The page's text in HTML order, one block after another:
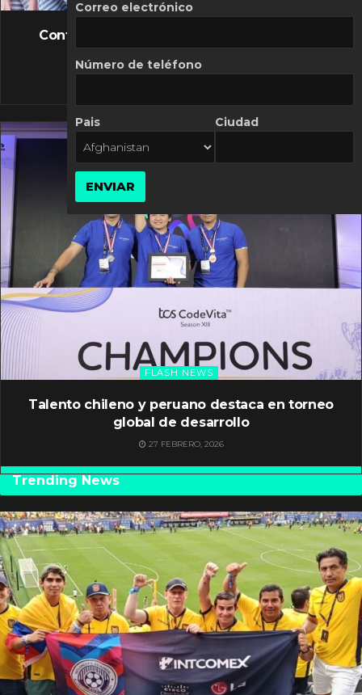
FLASH NEWS
Controversia de Mercado Libre por costos
10 MARZO, 2026
FLASH NEWS
Talento chileno y peruano destaca en torneo
global de desarrollo
27 FEBRERO, 2026
Trending News
Correo electrónico
Número de teléfono
Pais Ciudad
ENVIAR